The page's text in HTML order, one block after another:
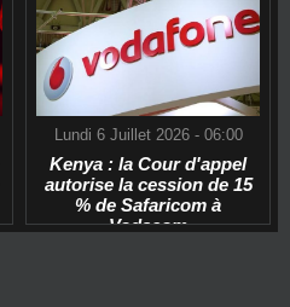
Lundi 6 Juillet 2026 - 06:00
Kenya : la Cour d'appel
autorise la cession de 15
% de Safaricom à
Vodacom